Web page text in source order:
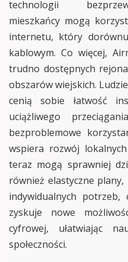
technologii
mieszkańcy mogą
internetu, który
kablowym. Co więcej,
trudno dostępnych
obszarów wiejskich.
cenią sobie łatwość
uciążliwego
bezproblemowe
wspiera rozwój
teraz mogą sprawniej
również elastyczne
indywidualnych potrzeb,
zyskuje nowe
cyfrowej, ułatwiając
społeczności.